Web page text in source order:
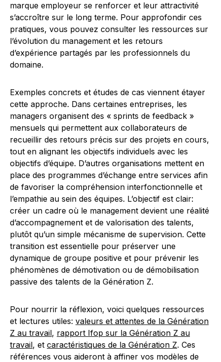
marque employeur se renforcer et leur attractivité
s’accroître sur le long terme. Pour approfondir ces
pratiques, vous pouvez consulter les ressources sur
l’évolution du management et les retours
d’expérience partagés par les professionnels du
domaine.
Exemples concrets et études de cas viennent étayer
cette approche. Dans certaines entreprises, les
managers organisent des « sprints de feedback »
mensuels qui permettent aux collaborateurs de
recueillir des retours précis sur des projets en cours,
tout en alignant les objectifs individuels avec les
objectifs d’équipe. D’autres organisations mettent en
place des programmes d’échange entre services afin
de favoriser la compréhension interfonctionnelle et
l’empathie au sein des équipes. L’objectif est clair:
créer un cadre où le management devient une réalité
d’accompagnement et de valorisation des talents,
plutôt qu’un simple mécanisme de supervision. Cette
transition est essentielle pour préserver une
dynamique de groupe positive et pour prévenir les
phénomènes de démotivation ou de démobilisation
passive des talents de la Génération Z.
Pour nourrir la réflexion, voici quelques ressources
et lectures utiles: valeurs et attentes de la Génération
Z au travail, rapport Ifop sur la Génération Z au
travail, et caractéristiques de la Génération Z. Ces
références vous aideront à affiner vos modèles de